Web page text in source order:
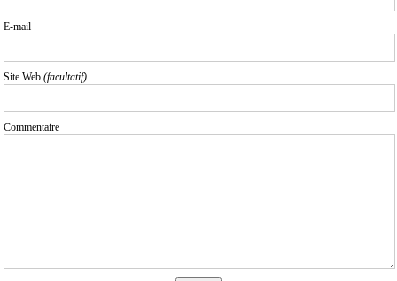
E-mail
Site Web (facultatif)
Commentaire